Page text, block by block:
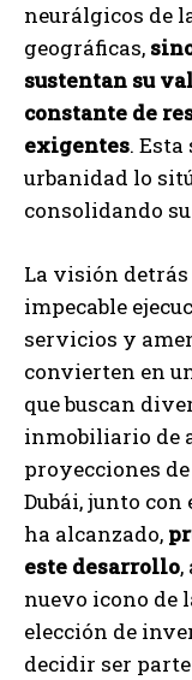
neurálgicos de
geográficas,
sustentan su
constante de
exigentes.
urbanidad lo
consolidando
La visión detrás
impecable
servicios y
convierten en
que buscan
inmobiliario de
proyecciones
Dubái, junto con
ha alcanzado,
este desarrollo,
nuevo icono de
elección de
decidir ser